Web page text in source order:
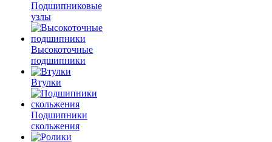
Подшипниковые
узлы
Высокоточные
подшипники
Втулки
Подшипники
скольжения